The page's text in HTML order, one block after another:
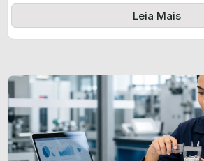
certificado informado pelo produtor e ...
Leia Mais